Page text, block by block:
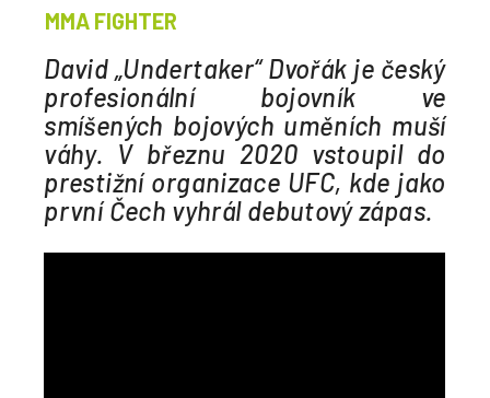
MMA FIGHTER
David „Undertaker“ Dvořák je český
profesionální bojovník ve
smíšených bojových uměních muší
váhy. V březnu 2020 vstoupil do
prestižní organizace UFC, kde jako
první Čech vyhrál debutový zápas.